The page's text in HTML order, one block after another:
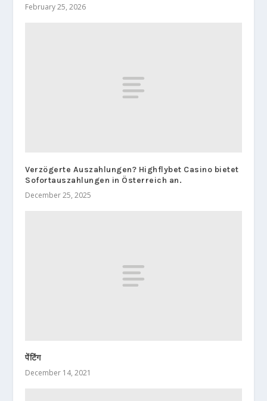
February 25, 2026
Verzögerte Auszahlungen? Highflybet Casino bietet
Sofortauszahlungen in Österreich an.
December 25, 2025
पेंटिंग
December 14, 2021